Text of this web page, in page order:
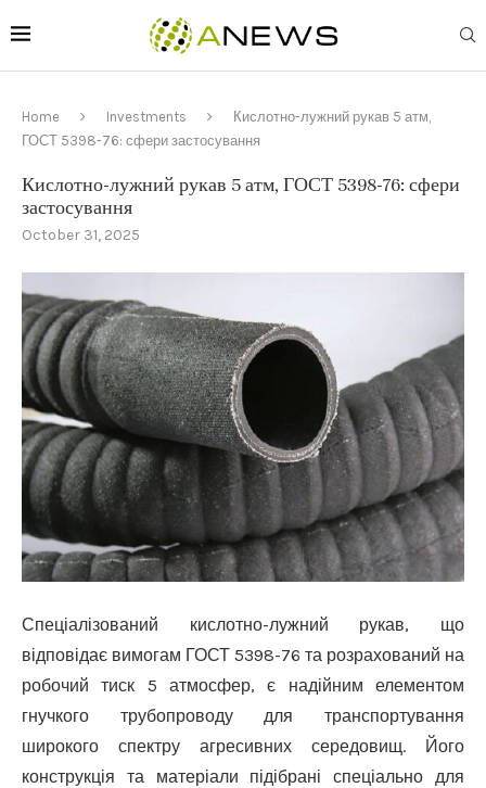
Home Investments
Кислотно-лужний рукав 5 атм,
ГОСТ 5398-76: сфери застосування
Кислотно-лужний рукав 5 атм, ГОСТ 5398-76: сфери
застосування
October 31, 2025
Спеціалізований кислотно-лужний рукав, що
відповідає вимогам ГОСТ 5398-76 та розрахований на
робочий тиск 5 атмосфер, є надійним елементом
гнучкого трубопроводу для транспортування
широкого спектру агресивних середовищ. Його
конструкція та матеріали підібрані спеціально для